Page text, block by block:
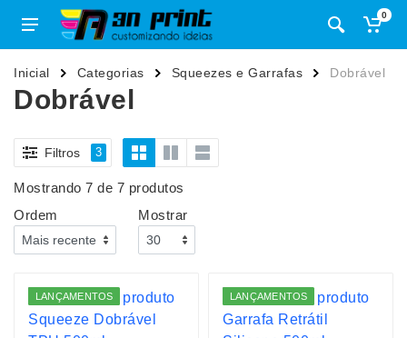
0
Inicial Categorias Squeezes e Garrafas Dobrável
Dobrável
Filtros 3
Mostrando 7 de 7 produtos
Ordem
Mostrar
LANÇAMENTOS LANÇAMENTOS